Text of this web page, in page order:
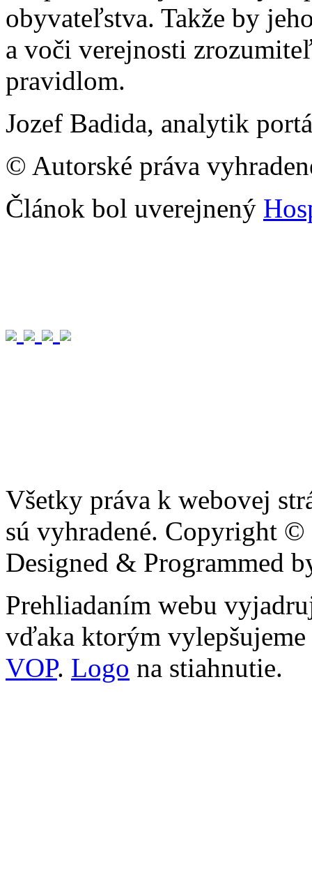
obyvateľstva. Takže by
a voči verejnosti
pravidlom.
Jozef Badida, analytik
© Autorské práva
Článok bol uverejnený
Všetky práva k webovej
sú vyhradené. Copyright ©
Designed & Programmed
Prehliadaním webu
vďaka ktorým
VOP. Logo na stiahnutie.